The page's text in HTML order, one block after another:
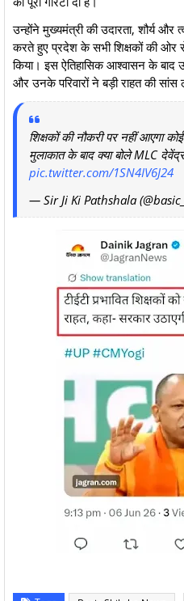
​उन्होंने मुख्यमंत्री की उदारता, शौर्य और
करते हुए प्रदेश के सभी शिक्षकों की ओर
किया। इस ऐतिहासिक आश्वासन के बाद
और उनके परिवारों ने बड़ी राहत की सांस
शिक्षकों की नौकरी पर नहीं आएगा
मुलाकात के बाद क्या बोले MLC
pic.twitter.com/1SN4IV6J24
— Sir Ji Ki Pathshala